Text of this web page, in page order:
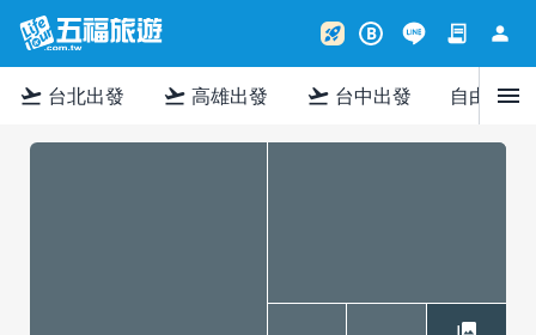
rocket_launch B contract person
flight_takeoff 台北出發 flight_takeoff 高雄出發 flight_takeoff 台中出發 自由行menu